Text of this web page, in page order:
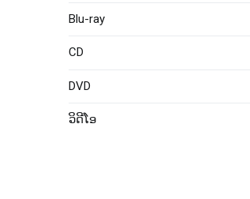
Blu-ray
CD
DVD
ວິດີໂອ